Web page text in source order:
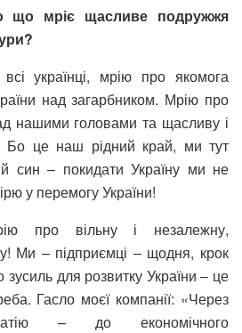
що мріє щасливе подружжя
українці, мрію про якомога
над загарбником. Мрію про
нашими головами та щасливу і
Бо це наш рідний край, ми тут
син – покидати Україну ми не
у перемогу України!
про вільну і незалежну,
Ми – підприємці – щодня, крок
для розвитку України – це
Гасло моєї компанії: «Через
– до економічного